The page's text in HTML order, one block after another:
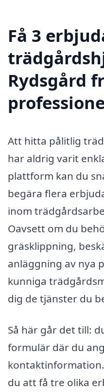
Få 3
Rydsgård
Att hitta pålitlig
har aldrig varit
plattform kan du
begära flera
inom
Oavsett om du
gräsklippning,
anläggning av nya
kunniga
dig de tjänster du
Så här går det till:
formulär där du
du att få tre olika